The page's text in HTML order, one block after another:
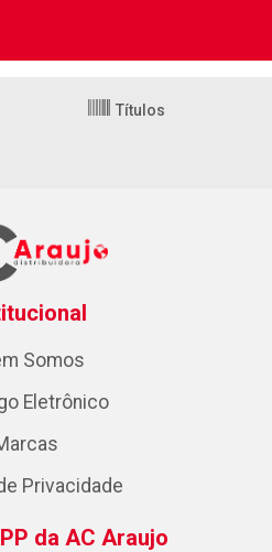
Títulos
Somos
Eletrônico
Privacidade
da AC Araujo